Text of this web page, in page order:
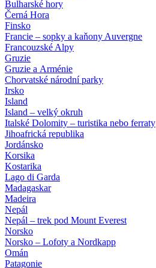
Bulharské hory
Černá Hora
Finsko
Francie – sopky a kaňony Auvergne
Francouzské Alpy
Gruzie
Gruzie a Arménie
Chorvatské národní parky
Irsko
Island
Island – velký okruh
Italské Dolomity – turistika nebo ferraty
Jihoafrická republika
Jordánsko
Korsika
Kostarika
Lago di Garda
Madagaskar
Madeira
Nepál
Nepál – trek pod Mount Everest
Norsko
Norsko – Lofoty a Nordkapp
Omán
Patagonie